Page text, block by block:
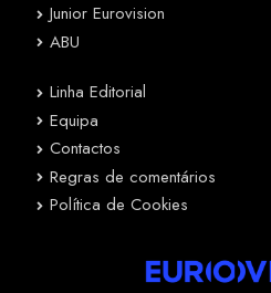
Junior Eurovision
ABU
Linha Editorial
Equipa
Contactos
Regras de comentários
Política de Cookies